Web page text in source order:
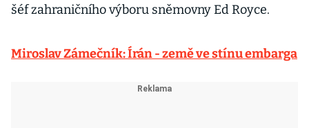
šéf zahraničního výboru sněmovny Ed Royce.
Miroslav Zámečník: Írán - země ve stínu embarga